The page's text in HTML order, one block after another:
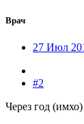
Врач
27 Июл
#2
Через год (имхо)